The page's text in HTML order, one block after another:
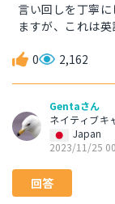
言い回しを丁寧
ますが、これは
0 2,162
Gentaさん
ネイティブキ
Japan
2023/11/25
回答